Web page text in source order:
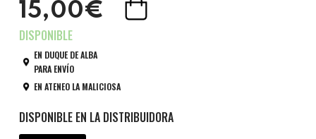
15,00€
EN DUQUE DE ALBA
PARA ENVÍO
EN ATENEO LA MALICIOSA